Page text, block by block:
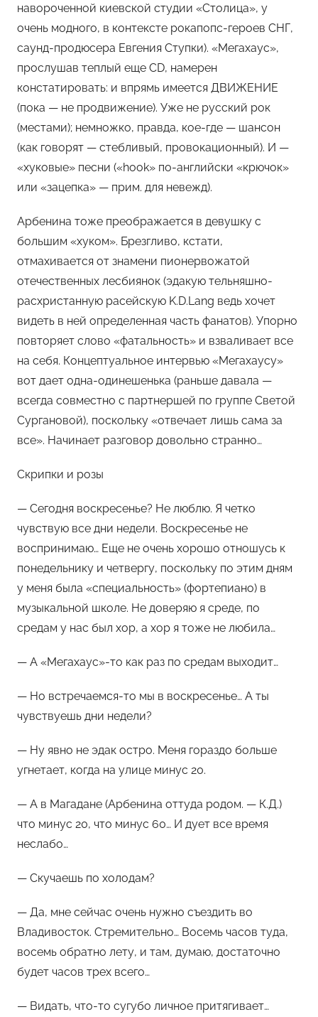
навороченной киевской студии «Столица», у
очень модного, в контексте рокапопс-героев СНГ,
саунд-продюсера Евгения Ступки). «Мегахаус»,
прослушав теплый еще CD, намерен
констатировать: и впрямь имеется ДВИЖЕНИЕ
(пока — не продвижение). Уже не русский рок
(местами); немножко, правда, кое-где — шансон
(как говорят — стебливый, провокационный). И —
«хуковые» песни («hook» по-английски «крючок»
или «зацепка» — прим. для невежд).
Арбенина тоже преображается в девушку с
большим «хуком». Брезгливо, кстати,
отмахивается от знамени пионервожатой
отечественных лесбиянок (эдакую тельняшно-
расхристанную расейскую K.D.Lang ведь хочет
видеть в ней определенная часть фанатов). Упорно
повторяет слово «фатальность» и взваливает все
на себя. Концептуальное интервью «Мегахаусу»
вот дает одна-одинешенька (раньше давала —
всегда совместно с партнершей по группе Светой
Сургановой), поскольку «отвечает лишь сама за
все». Начинает разговор довольно странно…
Скрипки и розы
— Сегодня воскресенье? Не люблю. Я четко
чувствую все дни недели. Воскресенье не
воспринимаю… Еще не очень хорошо отношусь к
понедельнику и четвергу, поскольку по этим дням
у меня была «специальность» (фортепиано) в
музыкальной школе. Не доверяю я среде, по
средам у нас был хор, а хор я тоже не любила…
— А «Мегахаус»-то как раз по средам выходит…
— Но встречаемся-то мы в воскресенье… А ты
чувствуешь дни недели?
— Ну явно не эдак остро. Меня гораздо больше
угнетает, когда на улице минус 20.
— А в Магадане (Арбенина оттуда родом. — К.Д.)
что минус 20, что минус 60… И дует все время
неслабо…
— Скучаешь по холодам?
— Да, мне сейчас очень нужно съездить во
Владивосток. Стремительно… Восемь часов туда,
восемь обратно лету, и там, думаю, достаточно
будет часов трех всего…
— Видать, что-то сугубо личное притягивает…